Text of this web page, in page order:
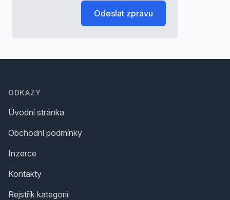
Odeslat zprávu
ODKAZY
Úvodní stránka
Obchodní podmínky
Inzerce
Kontakty
Rejstřík kategorií